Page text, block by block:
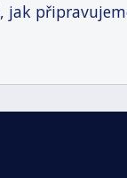
, jak